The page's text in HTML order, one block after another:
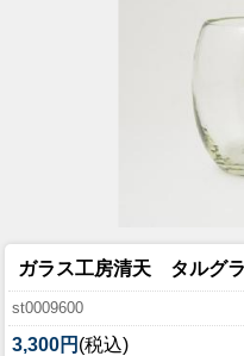
ガラス工房清天 タルグ
st0009600
3,300円 (税込)